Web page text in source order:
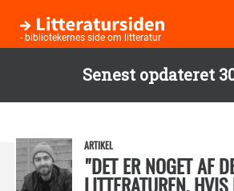
Senest opdateret
hovedindhold
- bibliotekernes side om litteratur
ARTIKEL
"DET ER NOGET AF
LITTERATUREN,